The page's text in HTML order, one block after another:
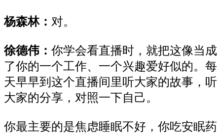
杨森林： 对。
徐德伟： 你学会看直播时，就把这像当成
了你的一个工作、一个兴趣爱好似的。每
天早早到这个直播间里听大家的故事，听
大家的分享，对照一下自己。
你最主要的是焦虑睡眠不好，你吃安眠药